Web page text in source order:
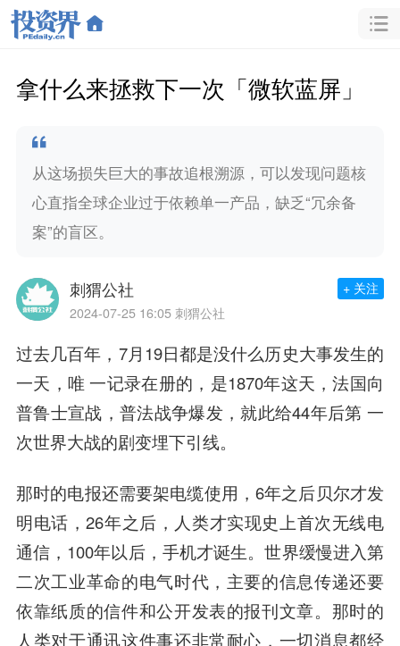
拿什么来拯救下一次「微软蓝屏」
从这场损失巨大的事故追根溯源，可以发现问题核
心直指全球企业过于依赖单一产品，缺乏“冗余备
案”的盲区。
刺猬公社
2024-07-25 16:05 刺猬公社
+ 关注
过去几百年，7月19日都是没什么历史大事发生的
一天，唯 一记录在册的，是1870年这天，法国向
普鲁士宣战，普法战争爆发，就此给44年后第 一
次世界大战的剧变埋下引线。
那时的电报还需要架电缆使用，6年之后贝尔才发
明电话，26年之后，人类才实现史上首次无线电
通信，100年以后，手机才诞生。世界缓慢进入第
二次工业革命的电气时代，主要的信息传递还要
依靠纸质的信件和公开发表的报刊文章。那时的
人类对于通讯这件事还非常耐心，一切消息都经